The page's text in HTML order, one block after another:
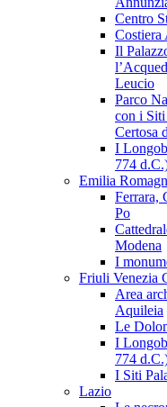
Centro
Costiera
Il
Leucio
Parco
con i Siti
Certosa
I
774
Emilia
Ferrara,
Po
Modena
I
Friuli Venezia
Area
Aquileia
Le
I
774
I Siti
Lazio